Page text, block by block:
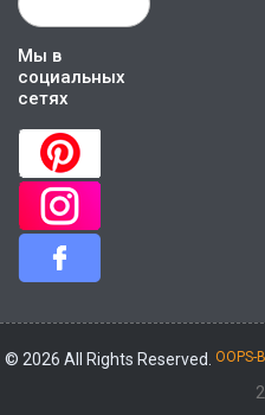
Мы в
социальных
сетях
© 2026 All Rights Reserved. OOPS-